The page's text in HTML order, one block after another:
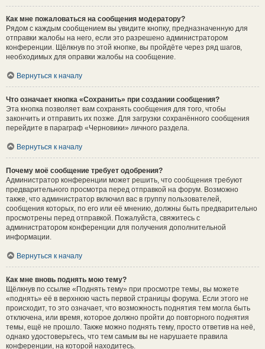
Как мне пожаловаться на сообщения модератору?
Рядом с каждым сообщением вы увидите кнопку, предназначенную для
отправки жалобы на него, если это разрешено администратором
конференции. Щёлкнув по этой кнопке, вы пройдёте через ряд шагов,
необходимых для оправки жалобы на сообщение.
Вернуться к началу
Что означает кнопка «Сохранить» при создании сообщения?
Эта кнопка позволяет вам сохранять сообщения для того, чтобы
закончить и отправить их позже. Для загрузки сохранённого сообщения
перейдите в параграф «Черновики» личного раздела.
Вернуться к началу
Почему моё сообщение требует одобрения?
Администратор конференции может решить, что сообщения требуют
предварительного просмотра перед отправкой на форум. Возможно
также, что администратор включил вас в группу пользователей,
сообщения которых, по его или её мнению, должны быть предварительно
просмотрены перед отправкой. Пожалуйста, свяжитесь с
администратором конференции для получения дополнительной
информации.
Вернуться к началу
Как мне вновь поднять мою тему?
Щёлкнув по ссылке «Поднять тему» при просмотре темы, вы можете
«поднять» её в верхнюю часть первой страницы форума. Если этого не
происходит, то это означает, что возможность поднятия тем могла быть
отключена, или время, которое должно пройти до повторного поднятия
темы, ещё не прошло. Также можно поднять тему, просто ответив на неё,
однако удостоверьтесь, что тем самым вы не нарушаете правила
конференции, на которой находитесь.